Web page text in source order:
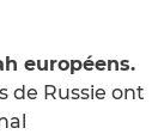
européens.
de Russie ont